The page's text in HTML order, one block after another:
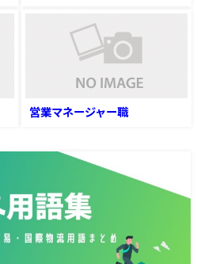
営業マネージャー職